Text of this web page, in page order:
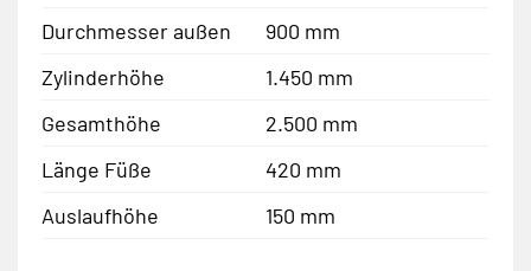
Durchmesser außen
900 mm
Zylinderhöhe
1.450 mm
Gesamthöhe
2.500 mm
Länge Füße
420 mm
Auslaufhöhe
150 mm